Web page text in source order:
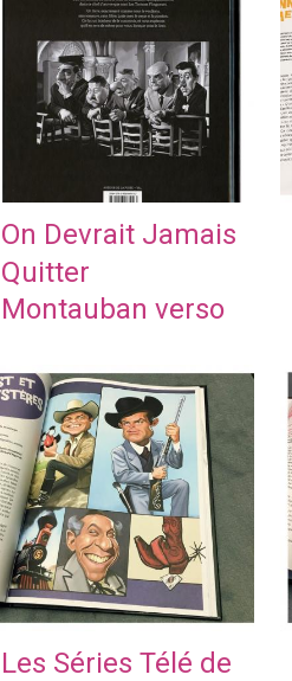
On Devrait Jamais
Quitter
Montauban verso
Les Séries Télé de